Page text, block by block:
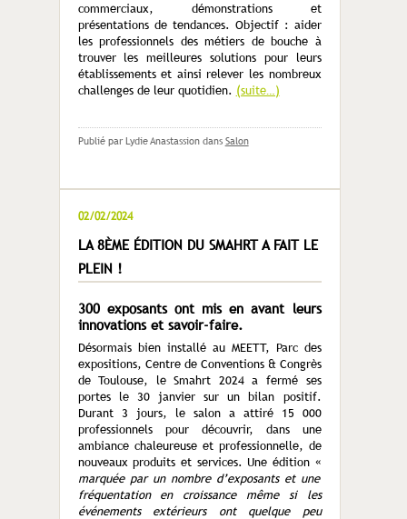
commerciaux, démonstrations et
présentations de tendances. Objectif : aider
les professionnels des métiers de bouche à
trouver les meilleures solutions pour leurs
établissements et ainsi relever les nombreux
challenges de leur quotidien. (suite…)
Publié par Lydie Anastassion dans Salon
02/02/2024
LA 8ÈME ÉDITION DU SMAHRT A FAIT LE
PLEIN !
300 exposants ont mis en avant leurs
innovations et savoir-faire.
Désormais bien installé au MEETT, Parc des
expositions, Centre de Conventions & Congrès
de Toulouse, le Smahrt 2024 a fermé ses
portes le 30 janvier sur un bilan positif.
Durant 3 jours, le salon a attiré 15 000
professionnels pour découvrir, dans une
ambiance chaleureuse et professionnelle, de
nouveaux produits et services. Une édition «
marquée par un nombre d’exposants et une
fréquentation en croissance même si les
événements extérieurs ont quelque peu